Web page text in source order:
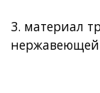
3. материал
нержавеющей